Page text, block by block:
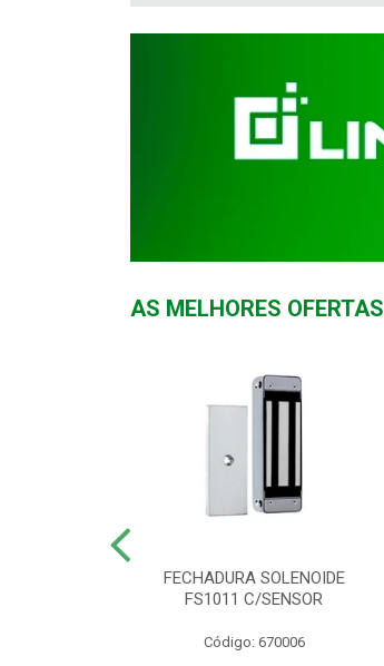
AS MELHORES OFERTAS
FECHADURA SOLENOIDE
FS1011 C/SENSOR
Código: 670006